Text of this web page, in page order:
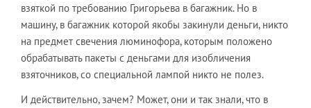
взяткой по требованию Григорьева в багажник. Но в
машину, в багажник которой якобы закинули деньги, никто
на предмет свечения люминофора, которым положено
обрабатывать пакеты с деньгами для изобличения
взяточников, со специальной лампой никто не полез.
И действительно, зачем? Может, они и так знали, что в